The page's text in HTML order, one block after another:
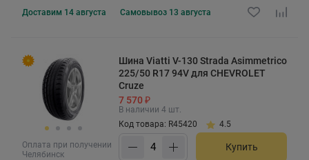
Доставим 14 августа Самовывоз 13 августа
Оплата при получении
Челябинск
Шина Viatti V-130 Strada Asimmetrico
225/50 R17 94V для CHEVROLET
Cruze
7 570 ₽
В наличии 4 шт.
Код товара: R45420
4.5
Купить